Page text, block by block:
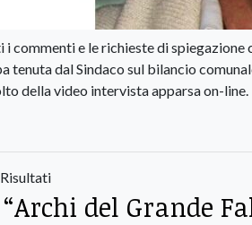
i commenti e le richieste di
tenuta dal Sindaco sul bilancio
della video intervista apparsa on-line.
Risultati
del Grande